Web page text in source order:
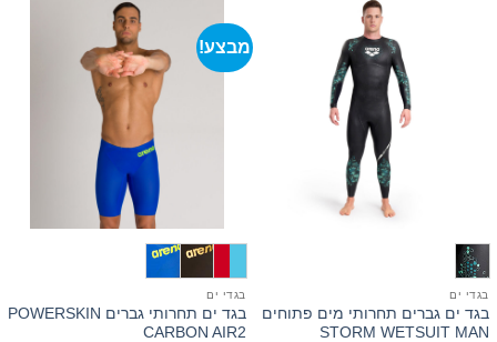
בגדי ים
בגד ים גברים תחרותי מים פתוחים
STORM WETSUIT MAN
מבצע!
בגדי ים
בגד ים תחרותי גברים POWERSKIN
CARBON AIR2